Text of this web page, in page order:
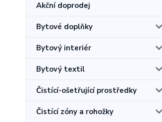
Akční doprodej
Bytové doplňky
Bytový interiér
Bytový textil
Čistící-ošetřující prostředky
Čistící zóny a rohožky